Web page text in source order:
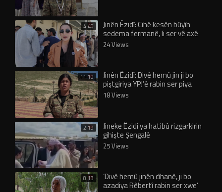
4:40 Jinên Êzidî: Cihê kesên bûyîn
sedema fermanê, li ser vê axê
nîne!
24 Views
11:10 Jinên Êzidî: Divê hemû jin ji bo
piştgiriya YPJ’ê rabin ser piya
18 Views
2:19 Jineke Êzidî ya hatibû rizgarkirin
gihişte Şengalê
25 Views
8:13 ‘Divê hemû jinên cîhanê, ji bo
azadiya Rêbertî rabin ser xwe’